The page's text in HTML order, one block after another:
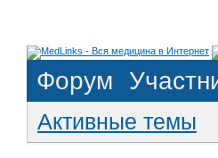
Форум
Активные темы